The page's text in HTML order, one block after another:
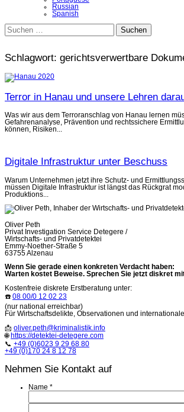
Russian
Spanish
Suchen
nach:
Schlagwort: gerichtsverwertbare
Terror in Hanau und unsere Lehren
Was wir aus dem Terroranschlag von Hanau lernen
Gefahrenanalyse, Prävention und rechtssichere
können, Risiken...
Digitale Infrastruktur unter Beschuss
Warum Unternehmen jetzt ihre Schutz- und
müssen Digitale Infrastruktur ist längst das Rückgrat
Produktions...
Oliver Peth
Privat Investigation Service Detegere /
Wirtschafts- und Privatdetektei
Emmy-Noether-Straße 5
63755 Alzenau
Wenn Sie gerade einen konkreten Verdacht haben:
Warten kostet Beweise. Sprechen Sie jetzt diskret
Kostenfreie diskrete Erstberatung unter:
☎️ 08 00/0 12 02 23
(nur national erreichbar)
Für Wirtschaftsdelikte, Observationen und
📩 oliver.peth@kriminalistik.info
🌐 https://detektei-detegere.com
📞 +49 (0)6023 9 29 68 80
+49 (0)170 24 8 12 78
Nehmen Sie Kontakt auf
Name *